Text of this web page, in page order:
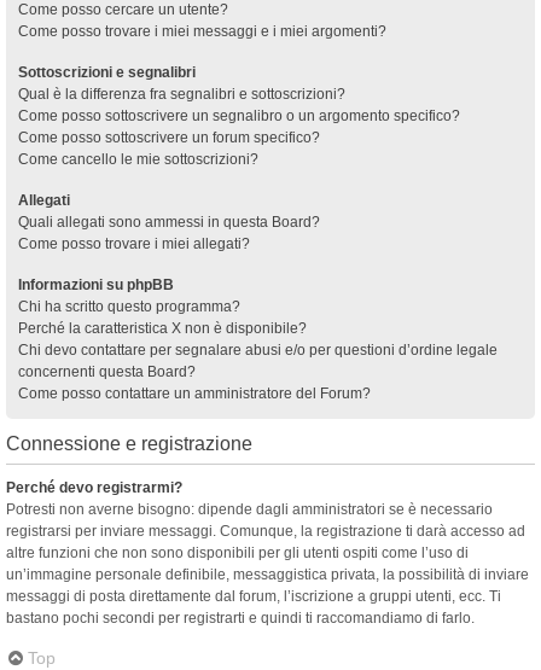
Come posso cercare un utente?
Come posso trovare i miei messaggi e i miei argomenti?
Sottoscrizioni e segnalibri
Qual è la differenza fra segnalibri e sottoscrizioni?
Come posso sottoscrivere un segnalibro o un argomento specifico?
Come posso sottoscrivere un forum specifico?
Come cancello le mie sottoscrizioni?
Allegati
Quali allegati sono ammessi in questa Board?
Come posso trovare i miei allegati?
Informazioni su phpBB
Chi ha scritto questo programma?
Perché la caratteristica X non è disponibile?
Chi devo contattare per segnalare abusi e/o per questioni d’ordine legale
concernenti questa Board?
Come posso contattare un amministratore del Forum?
Connessione e registrazione
Perché devo registrarmi?
Potresti non averne bisogno: dipende dagli amministratori se è necessario
registrarsi per inviare messaggi. Comunque, la registrazione ti darà accesso ad
altre funzioni che non sono disponibili per gli utenti ospiti come l’uso di
un’immagine personale definibile, messaggistica privata, la possibilità di inviare
messaggi di posta direttamente dal forum, l’iscrizione a gruppi utenti, ecc. Ti
bastano pochi secondi per registrarti e quindi ti raccomandiamo di farlo.
Top